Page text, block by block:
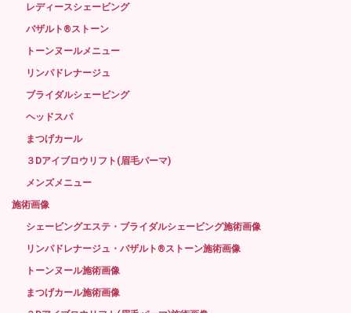
レディースシェービング
バザルト®ストーン
トーンヌールメニュー
リンパドレナージュ
ブライダルシェービング
ヘッドスパ
まつげカール
３Dアイブロウリフト(眉毛パーマ)
メンズメニュー
施術画像
シェービングエステ・ブライダルシェービング施術画像
リンパドレナージュ・バザルト®ストーン施術画像
トーンヌール施術画像
まつげカール施術画像